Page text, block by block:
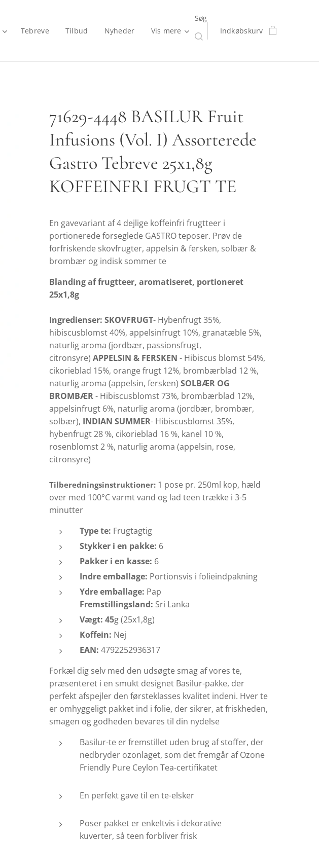
Tebreve Tilbud Nyheder Vis mere
Søg
Indkøbskurv
71629-4448 BASILUR Fruit
Infusions (Vol. I) Assorterede
Gastro Tebreve 25x1,8g
KOFFEINFRI FRUGT TE
En gavevariant af 4 dejlige koffeinfri frugtteer i
portionerede forseglede GASTRO teposer. Prøv de
forfriskende skovfrugter, appelsin & fersken, solbær &
brombær og indisk sommer te
Blanding af frugtteer, aromatiseret, portioneret
25x1,8g
Ingredienser: SKOVFRUGT- Hybenfrugt 35%,
hibiscusblomst 40%, appelsinfrugt 10%, granatæble 5%,
naturlig aroma (jordbær, passionsfrugt,
citronsyre) APPELSIN & FERSKEN - Hibiscus blomst 54%,
cikorieblad 15%, orange frugt 12%, brombærblad 12 %,
naturlig aroma (appelsin, fersken) SOLBÆR OG
BROMBÆR- Hibiscusblomst 73%, brombærblad 12%,
appelsinfrugt 6%, naturlig aroma (jordbær, brombær,
solbær), INDIAN SUMMER- Hibiscusblomst 35%,
hybenfrugt 28 %, cikorieblad 16 %, kanel 10 %,
rosenblomst 2 %, naturlig aroma (appelsin, rose,
citronsyre)
Tilberedningsinstruktioner: 1 pose pr. 250ml kop, hæld
over med 100°C varmt vand og lad teen trække i 3-5
minutter
Type te: Frugtagtig
Stykker i en pakke: 6
Pakker i en kasse: 6
Indre emballage: Portionsvis i folieindpakning
Ydre emballage: Pap
Fremstillingsland: Sri Lanka
Vægt: 45g (25x1,8g)
Koffein: Nej
EAN: 4792252936317
Forkæl dig selv med den udsøgte smag af vores te,
præsenteret i en smukt designet Basilur-pakke, der
perfekt afspejler den førsteklasses kvalitet indeni. Hver te
er omhyggeligt pakket ind i folie, der sikrer, at friskheden,
smagen og godheden bevares til din nydelse
Basilur-te er fremstillet uden brug af stoffer, der
nedbryder ozonlaget, som det fremgår af Ozone
Friendly Pure Ceylon Tea-certifikatet
En perfekt gave til en te-elsker
Poser pakket er enkeltvis i dekorative
kuverter, så teen forbliver frisk